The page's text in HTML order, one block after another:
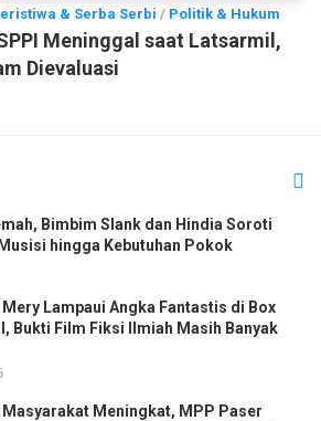
& Serba Serbi / Politik & Hukum
Meninggal saat Latsarmil,
Dievaluasi
Bimbim Slank dan Hindia Soroti
hingga Kebutuhan Pokok
Lampaui Angka Fantastis di Box
Bukti Film Fiksi Ilmiah Masih Banyak
Meningkat, MPP Paser